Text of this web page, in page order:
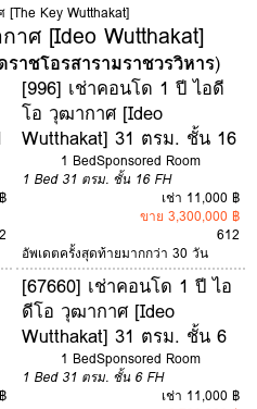
Key Wutthakat]
ศ [Ideo Wutthakat]
าชโอรสารามราชวรวิหาร)
[996] เช่าคอนโด 1 ปี ไอดี
โอ วุฒากาศ [Ideo
Wutthakat] 31 ตรม. ชั้น 16
1 BedSponsored Room
1 Bed 31 ตรม. ชั้น 16 FH
เช่า 11,000 ฿
ขาย 3,300,000 ฿
612
อัพเดตครั้งสุดท้ายมากกว่า 30 วัน
[67660] เช่าคอนโด 1 ปี ไอ
ดีโอ วุฒากาศ [Ideo
Wutthakat] 31 ตรม. ชั้น 6
1 BedSponsored Room
1 Bed 31 ตรม. ชั้น 6 FH
เช่า 11,000 ฿